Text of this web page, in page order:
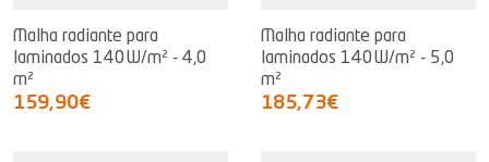
Malha radiante para
laminados 140W/m² - 4,0
m²
159,90€
Malha radiante para
laminados 140W/m² - 5,0
m²
185,73€